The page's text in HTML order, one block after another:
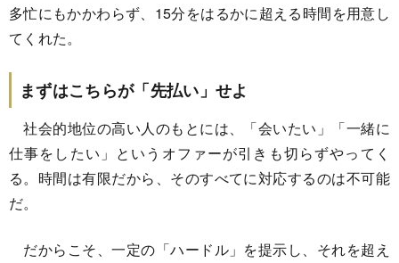
多忙にもかかわらず、15分をはるかに超える時間を用意し
てくれた。
まずはこちらが「先払い」せよ
社会的地位の高い人のもとには、「会いたい」「一緒に
仕事をしたい」というオファーが引きも切らずやってく
る。時間は有限だから、そのすべてに対応するのは不可能
だ。
だからこそ、一定の「ハードル」を提示し、それを超え